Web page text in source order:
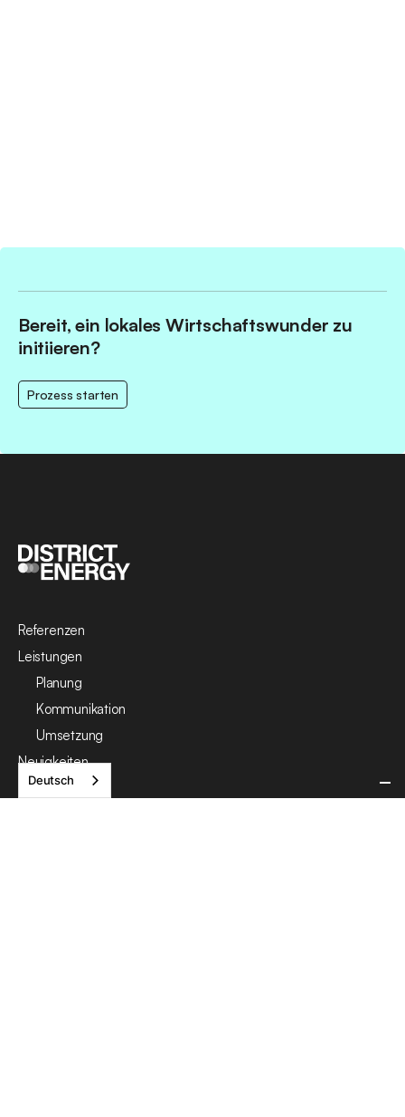
Bereit, ein lokales Wirtschaftswunder zu
initiieren?
Prozess starten
Referenzen
Leistungen
Planung
Kommunikation
Umsetzung
Neuigkeiten
Deutsch